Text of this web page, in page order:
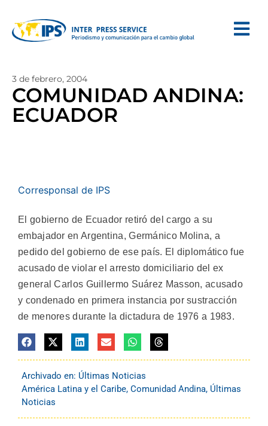
3 de febrero, 2004
COMUNIDAD ANDINA:
ECUADOR
Corresponsal de IPS
El gobierno de Ecuador retiró del cargo a su
embajador en Argentina, Germánico Molina, a
pedido del gobierno de ese país. El diplomático fue
acusado de violar el arresto domiciliario del ex
general Carlos Guillermo Suárez Masson, acusado
y condenado en primera instancia por sustracción
de menores durante la dictadura de 1976 a 1983.
Archivado en: Últimas Noticias
América Latina y el Caribe, Comunidad Andina, Últimas
Noticias